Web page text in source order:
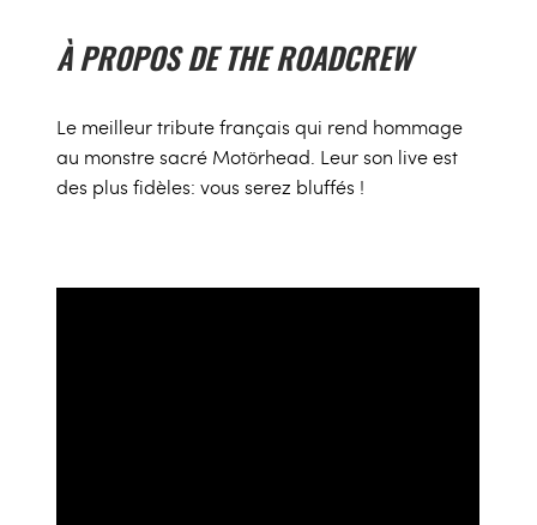
À PROPOS DE THE ROADCREW
Le meilleur tribute français qui rend hommage
au monstre sacré Motörhead. Leur son live est
des plus fidèles: vous serez bluffés !